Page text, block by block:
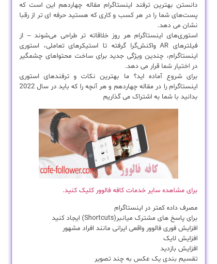
دانستن بهترین ترفند اینستاگرام مقاله چهاردهم این است که
پست‌های شما را در هر کسب و کاری که هستید حرفه ای تر از رقبا
نشان می دهد.
استوری‌های اینستاگرام هر روز خلاقاته ‌تر طراحی می‌شوند – از
فیلترهای AR واکنش‌گرا گرفته تا استیکرهای تعاملی، استوری
اینستاگرام، چندین ویژگی جدید برای ساخت محتواهای چشمگیر
در اختیار شما قرار می دهد.
برای شروع آماده اید؟ ما بهترین نکات و ترفندهای استوری
اینستاگرام را در مقاله چهاردهم و هر آنچه را که باید در سال 2022
بدانید با شما به اشتراک می گذاریم
برای مشاهده سایر خدمات کافه فالوور کلیک کنید.
مصرف داده کمتر در اینستاگرام
برای پاسخ های مشترک میانبر(Shortcuts) ایجاد کنید
افزایش فوری فالوور واقعی ایرانی مانند افراد مشهور
افزایش لایک
افزایش بازدید
تقسیم بندی یک عکس به چند تصویر